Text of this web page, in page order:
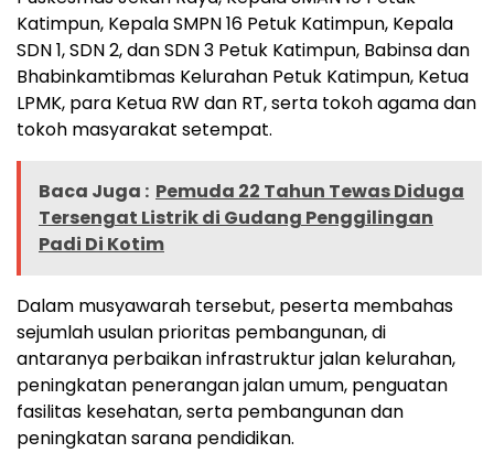
Katimpun, Kepala SMPN 16 Petuk Katimpun, Kepala
SDN 1, SDN 2, dan SDN 3 Petuk Katimpun, Babinsa dan
Bhabinkamtibmas Kelurahan Petuk Katimpun, Ketua
LPMK, para Ketua RW dan RT, serta tokoh agama dan
tokoh masyarakat setempat.
Baca Juga : Pemuda 22 Tahun Tewas Diduga
Tersengat Listrik di Gudang Penggilingan
Padi Di Kotim
Dalam musyawarah tersebut, peserta membahas
sejumlah usulan prioritas pembangunan, di
antaranya perbaikan infrastruktur jalan kelurahan,
peningkatan penerangan jalan umum, penguatan
fasilitas kesehatan, serta pembangunan dan
peningkatan sarana pendidikan.